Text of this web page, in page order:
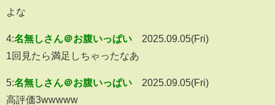
よな
4:名無しさん＠お腹いっぱい
2025.09.05(Fri)
1回見たら満足しちゃったなあ
5:名無しさん＠お腹いっぱい
2025.09.05(Fri)
高評価3wwwww